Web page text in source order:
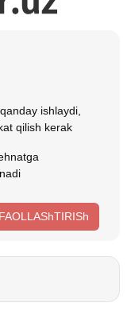
ishlaydi,
qilish kerak